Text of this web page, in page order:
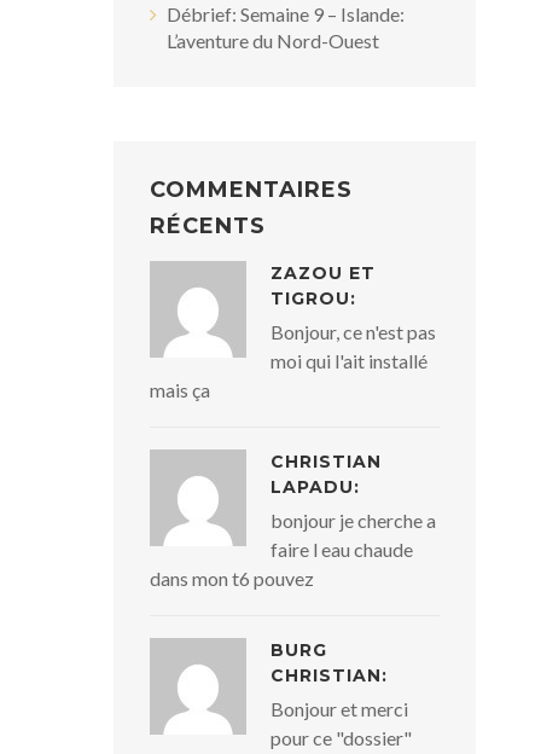
Débrief: Semaine 9 – Islande:
L’aventure du Nord-Ouest
COMMENTAIRES
RÉCENTS
ZAZOU ET
TIGROU:
Bonjour, ce n'est pas
moi qui l'ait installé
mais ça
CHRISTIAN
LAPADU:
bonjour je cherche a
faire l eau chaude
dans mon t6 pouvez
BURG
CHRISTIAN:
Bonjour et merci
pour ce "dossier"